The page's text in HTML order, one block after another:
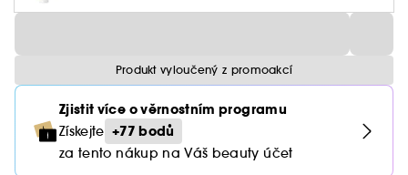
Produkt vyloučený z promoakcí
Zjistit více o věrnostním programu
Získejte +77 bodů
za tento nákup na Váš beauty účet